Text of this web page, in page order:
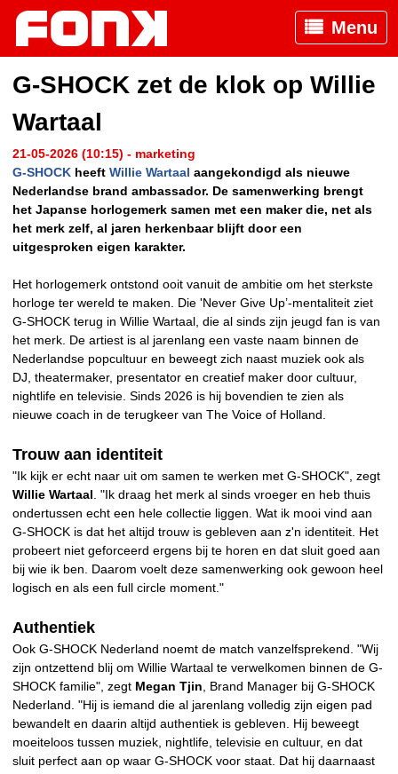
Menu
G-SHOCK zet de klok op Willie
Wartaal
21-05-2026 (10:15) - marketing
G-SHOCK heeft Willie Wartaal aangekondigd als nieuwe
Nederlandse brand ambassador. De samenwerking brengt
het Japanse horlogemerk samen met een maker die, net als
het merk zelf, al jaren herkenbaar blijft door een
uitgesproken eigen karakter.
Het horlogemerk ontstond ooit vanuit de ambitie om het sterkste
horloge ter wereld te maken. Die 'Never Give Up’-mentaliteit ziet
G-SHOCK terug in Willie Wartaal, die al sinds zijn jeugd fan is van
het merk. De artiest is al jarenlang een vaste naam binnen de
Nederlandse popcultuur en beweegt zich naast muziek ook als
DJ, theatermaker, presentator en creatief maker door cultuur,
nightlife en televisie. Sinds 2026 is hij bovendien te zien als
nieuwe coach in de terugkeer van The Voice of Holland.
Trouw aan identiteit
"Ik kijk er echt naar uit om samen te werken met G-SHOCK", zegt
Willie Wartaal . "Ik draag het merk al sinds vroeger en heb thuis
ondertussen echt een hele collectie liggen. Wat ik mooi vind aan
G-SHOCK is dat het altijd trouw is gebleven aan z'n identiteit. Het
probeert niet geforceerd ergens bij te horen en dat sluit goed aan
bij wie ik ben. Daarom voelt deze samenwerking ook gewoon heel
logisch en als een full circle moment."
Authentiek
Ook G-SHOCK Nederland noemt de match vanzelfsprekend. "Wij
zijn ontzettend blij om Willie Wartaal te verwelkomen binnen de G-
SHOCK familie", zegt Megan Tjin , Brand Manager bij G-SHOCK
Nederland. "Hij is iemand die al jarenlang volledig zijn eigen pad
bewandelt en daarin altijd authentiek is gebleven. Hij beweegt
moeiteloos tussen muziek, nightlife, televisie en cultuur, en dat
sluit perfect aan op waar G-SHOCK voor staat. Dat hij daarnaast